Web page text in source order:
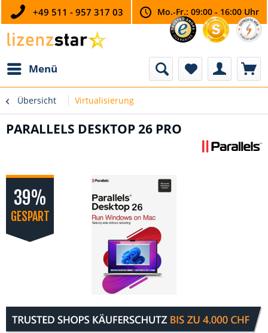
+49 511 - 957 317 03 Mo.-Fr.: 09:00 - 16:00 Uhr
Menü
Übersicht Virtualisierung
PARALLELS DESKTOP 26 PRO
39%
GESPART